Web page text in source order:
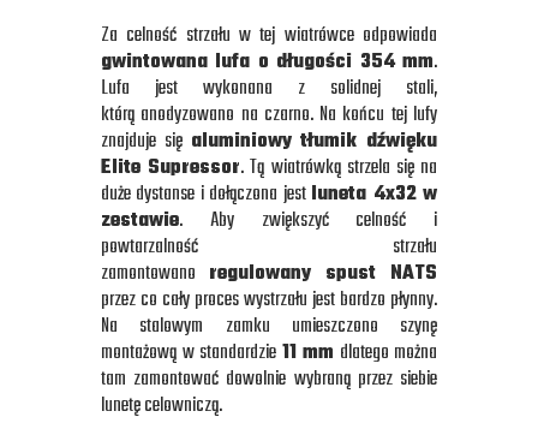
Za celność strzału w tej wiatrówce odpowiada
gwintowana lufa o długości 354 mm.
Lufa jest wykonana z solidnej stali,
którą anodyzowano na czarno. Na końcu tej lufy
znajduje się aluminiowy tłumik dźwięku
Elite Supressor. Tą wiatrówką strzela się na
duże dystanse i dołączona jestluneta 4x32 w
zestawie. Aby zwiększyć celność i
powtarzalność strzału
zamontowano regulowany spust NATS
przez co cały proces wystrzału jest bardzo płynny.
Na stalowym zamku umieszczono szynę
montażową w standardzie11 mm dlatego można
tam zamontować dowolnie wybraną przez siebie
lunetę celowniczą.